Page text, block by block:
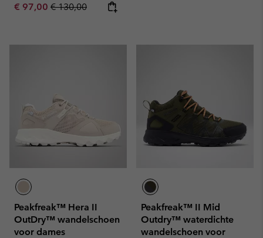
Sale price:
€ 97,00 Regular price:
€ 130,00
Peakfreak™ Hera II
OutDry™ wandelschoen
voor dames
Peakfreak™ II Mid
Outdry™ waterdichte
wandelschoen voor